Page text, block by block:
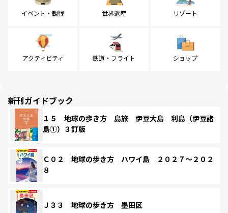
イベント・観戦 世界遺産 リゾート
アクティビティ 鉄道・フライト ショップ
新刊ガイドブック
１５ 地球の歩き方 島旅 伊豆大島 利島（伊豆諸
島①）３訂版
Ｃ０２ 地球の歩き方 ハワイ島 ２０２７～２０２
８
Ｊ３３ 地球の歩き方 墨田区